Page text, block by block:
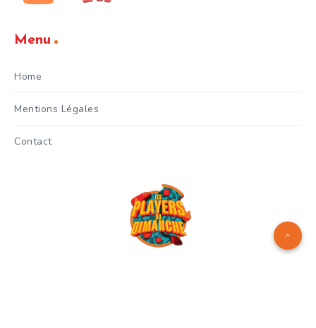
Menu
Home
Mentions Légales
Contact